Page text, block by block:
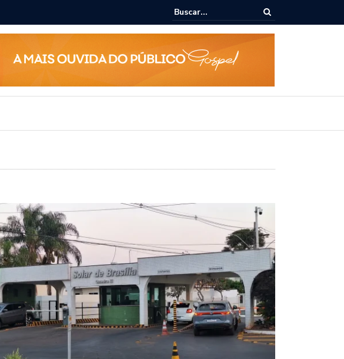
Câmara dialoga com UFAL e Faculdade de Coimbra sobre parcerias para
Legislativo